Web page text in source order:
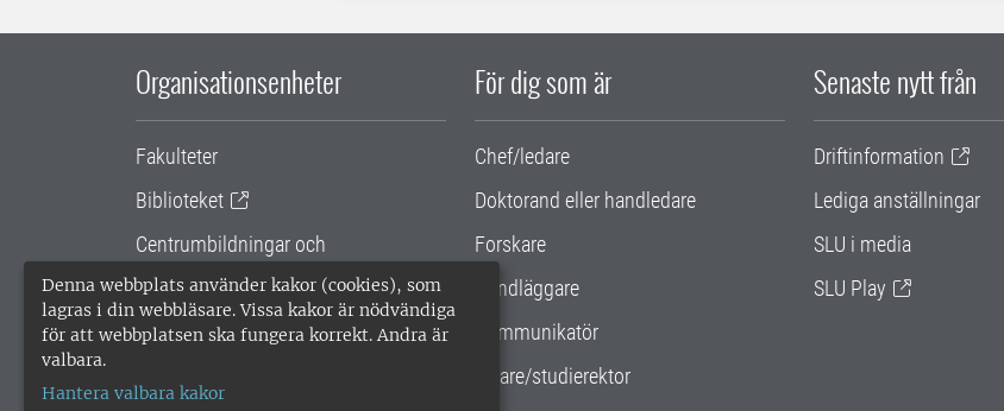
Denna webbplats använder kakor (cookies), som
lagras i din webbläsare. Vissa kakor är nödvändiga
för att webbplatsen ska fungera korrekt. Andra är
valbara.
Hantera valbara kakor
Organisationsenheter
Fakulteter
Biblioteket
Centrumbildningar och
samarbetsprojekt
Gemensamma verksamhetsstödet
För dig som är
Chef/ledare
Doktorand eller handledare
Forskare
Handläggare
Kommunikatör
Lärare/studierektor
Senaste nytt från
Driftinformation
Lediga anställningar
SLU i media
SLU Play